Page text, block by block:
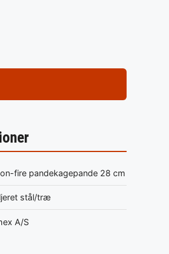
fire pandekagepande 28 cm
stål/træ
A/S